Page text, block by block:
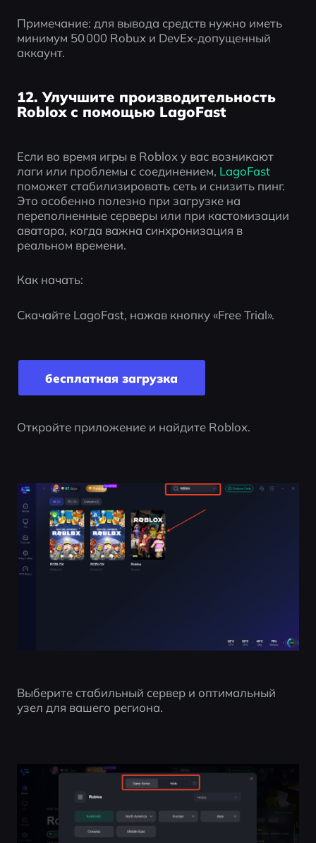
Примечание: для вывода средств нужно иметь
минимум 50 000 Robux и DevEx-допущенный
аккаунт.
12. Улучшите производительность
Roblox с помощью LagoFast
Если во время игры в Roblox у вас возникают
лаги или проблемы с соединением, LagoFast
поможет стабилизировать сеть и снизить пинг.
Это особенно полезно при загрузке на
переполненные серверы или при кастомизации
аватара, когда важна синхронизация в
реальном времени.
Как начать:
Скачайте LagoFast, нажав кнопку «Free Trial».
бесплатная загрузка
Откройте приложение и найдите Roblox.
Выберите стабильный сервер и оптимальный
узел для вашего региона.